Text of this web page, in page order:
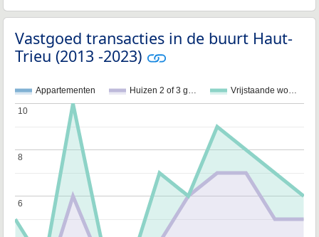
Vastgoed transacties in de buurt Haut-
Trieu (2013 -2023)
Appartementen Huizen 2 of 3 g… Vrijstaande wo…
6
6
8
8
10
10